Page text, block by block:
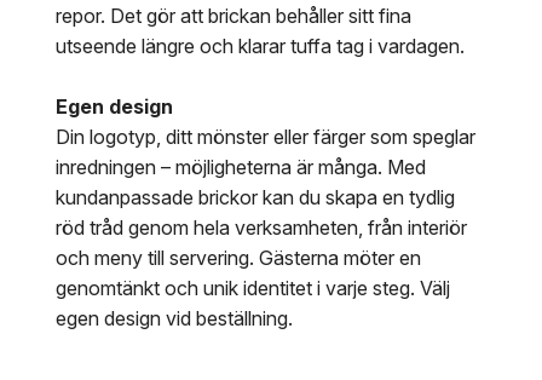
repor. Det gör att brickan behåller sitt fina
utseende längre och klarar tuffa tag i vardagen.
Egen design
Din logotyp, ditt mönster eller färger som speglar
inredningen – möjligheterna är många. Med
kundanpassade brickor kan du skapa en tydlig
röd tråd genom hela verksamheten, från interiör
och meny till servering. Gästerna möter en
genomtänkt och unik identitet i varje steg. Välj
egen design vid beställning.